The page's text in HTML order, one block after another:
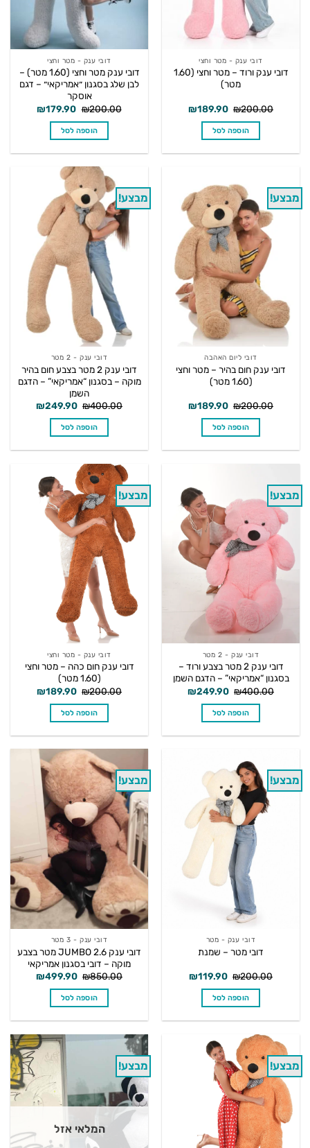
דובי ענק - מטר וחצי
דובי ענק ורוד – מטר וחצי (1.60
מטר)
₪200.00
המחיר
היה:
₪200.00.
₪189.90
המחיר
הוספה לסל
דובי ענק - מטר וחצי
דובי ענק מטר וחצי (1.60 מטר) –
לבן שלג בסגנון ״אמריקאי״ – דגם
אוסקר
₪200.00
המחיר
היה:
₪200.00.
₪179.90
המחיר
הוספה לסל
מבצע!
דובי ליום האהבה
דובי ענק חום בהיר – מטר וחצי
(1.60 מטר)
₪200.00
המחיר
היה:
₪200.00.
₪189.90
המחיר
הוספה לסל
מבצע!
דובי ענק - 2 מטר
דובי ענק 2 מטר בצבע חום בהיר
מוקה – בסגנון “אמריקאי” – הדגם
השמן
₪400.00
המחיר
היה:
₪400.00.
₪249.90
המחיר
הוספה לסל
מבצע!
דובי ענק - 2 מטר
דובי ענק 2 מטר בצבע ורוד –
בסגנון “אמריקאי” – הדגם השמן
₪400.00
המחיר
היה:
₪400.00.
₪249.90
המחיר
הוספה לסל
מבצע!
דובי ענק - מטר וחצי
דובי ענק חום כהה – מטר וחצי
(1.60 מטר)
₪200.00
המחיר
היה:
₪200.00.
₪189.90
המחיר
הוספה לסל
מבצע!
דובי ענק - מטר
דובי מטר – שמנת
₪200.00
המחיר
היה:
₪200.00.
₪119.90
המחיר
הוספה לסל
מבצע!
דובי ענק - 3 מטר
דובי ענק JUMBO 2.6 מטר בצבע
מוקה – דובי בסגנון אמריקאי
₪850.00
המחיר
היה:
₪850.00.
₪499.90
המחיר
הוספה לסל
מבצע! מבצע!
המלאי אזל